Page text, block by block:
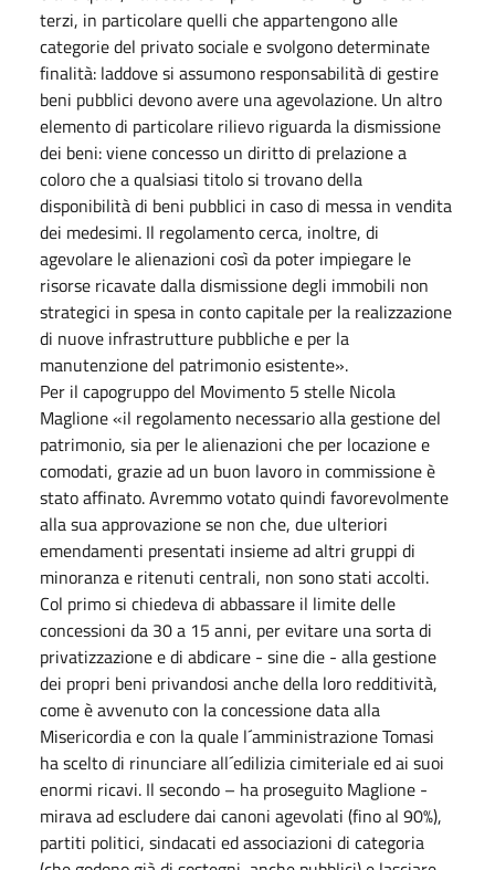
terzi, in particolare quelli che appartengono alle
categorie del privato sociale e svolgono determinate
finalità: laddove si assumono responsabilità di gestire
beni pubblici devono avere una agevolazione. Un altro
elemento di particolare rilievo riguarda la dismissione
dei beni: viene concesso un diritto di prelazione a
coloro che a qualsiasi titolo si trovano della
disponibilità di beni pubblici in caso di messa in vendita
dei medesimi. Il regolamento cerca, inoltre, di
agevolare le alienazioni così da poter impiegare le
risorse ricavate dalla dismissione degli immobili non
strategici in spesa in conto capitale per la realizzazione
di nuove infrastrutture pubbliche e per la
manutenzione del patrimonio esistente».
Per il capogruppo del Movimento 5 stelle Nicola
Maglione «il regolamento necessario alla gestione del
patrimonio, sia per le alienazioni che per locazione e
comodati, grazie ad un buon lavoro in commissione è
stato affinato. Avremmo votato quindi favorevolmente
alla sua approvazione se non che, due ulteriori
emendamenti presentati insieme ad altri gruppi di
minoranza e ritenuti centrali, non sono stati accolti.
Col primo si chiedeva di abbassare il limite delle
concessioni da 30 a 15 anni, per evitare una sorta di
privatizzazione e di abdicare - sine die - alla gestione
dei propri beni privandosi anche della loro redditività,
come è avvenuto con la concessione data alla
Misericordia e con la quale l´amministrazione Tomasi
ha scelto di rinunciare all´edilizia cimiteriale ed ai suoi
enormi ricavi. Il secondo – ha proseguito Maglione -
mirava ad escludere dai canoni agevolati (fino al 90%),
partiti politici, sindacati ed associazioni di categoria